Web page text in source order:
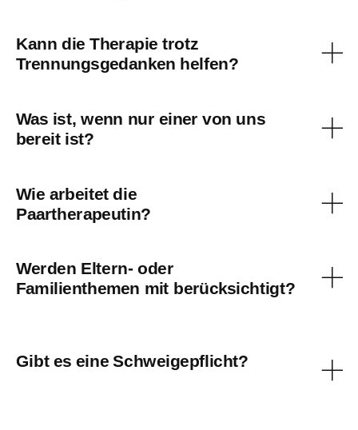
Kann die Therapie trotz
Trennungsgedanken helfen?
Was ist, wenn nur einer von uns
bereit ist?
Wie arbeitet die
Paartherapeutin?
Werden Eltern- oder
Familienthemen mit berücksichtigt?
Gibt es eine Schweigepflicht?